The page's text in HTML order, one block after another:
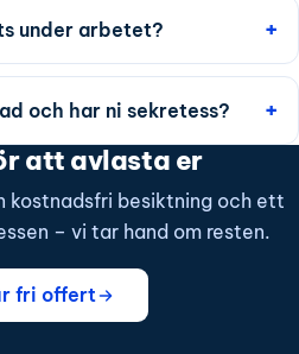
under arbetet?
och har ni sekretess?
att avlasta er
kostnadsfri besiktning och ett
– vi tar hand om resten.
fri offert